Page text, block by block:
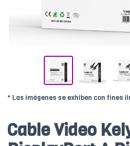
* Las imágenes se exhiben con fines
Cable Video